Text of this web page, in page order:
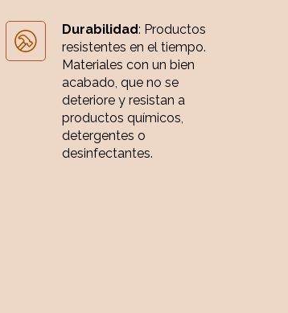
Durabilidad: Productos
resistentes en el tiempo.
Materiales con un bien
acabado, que no se
deteriore y resistan a
productos químicos,
detergentes o
desinfectantes.